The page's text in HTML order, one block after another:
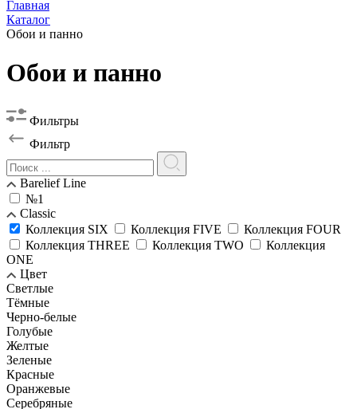
Главная
Каталог
Обои и панно
Обои и панно
Фильтры
Фильтр
Barelief Line
№1
Classic
Коллекция SIX
Коллекция FIVE
Коллекция FOUR
Коллекция THREE
Коллекция TWO
Коллекция
ONE
Цвет
Светлые
Тёмные
Черно-белые
Голубые
Желтые
Зеленые
Красные
Оранжевые
Серебряные